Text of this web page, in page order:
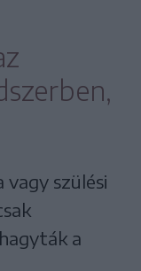
vagy szülési
a